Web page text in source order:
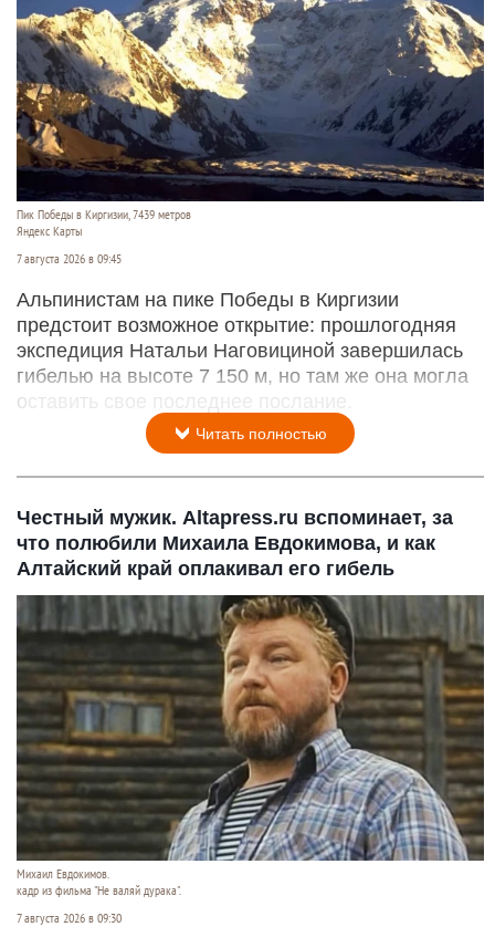
Пик Победы в Киргизии, 7439 метров
Яндекс Карты
7 августа 2026 в 09:45
Альпинистам на пике Победы в Киргизии
предстоит возможное открытие: прошлогодняя
экспедиция Натальи Наговициной завершилась
гибелью на высоте 7 150 м, но там же она могла
оставить свое последнее послание.
Читать полностью
Честный мужик. Altapress.ru вспоминает, за
что полюбили Михаила Евдокимова, и как
Алтайский край оплакивал его гибель
Михаил Евдокимов.
кадр из фильма "Не валяй дурака".
7 августа 2026 в 09:30